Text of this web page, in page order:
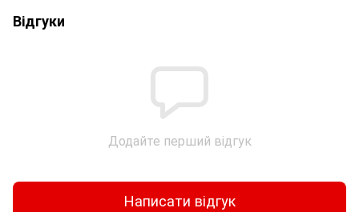
Відгуки
Додайте перший відгук
Написати відгук